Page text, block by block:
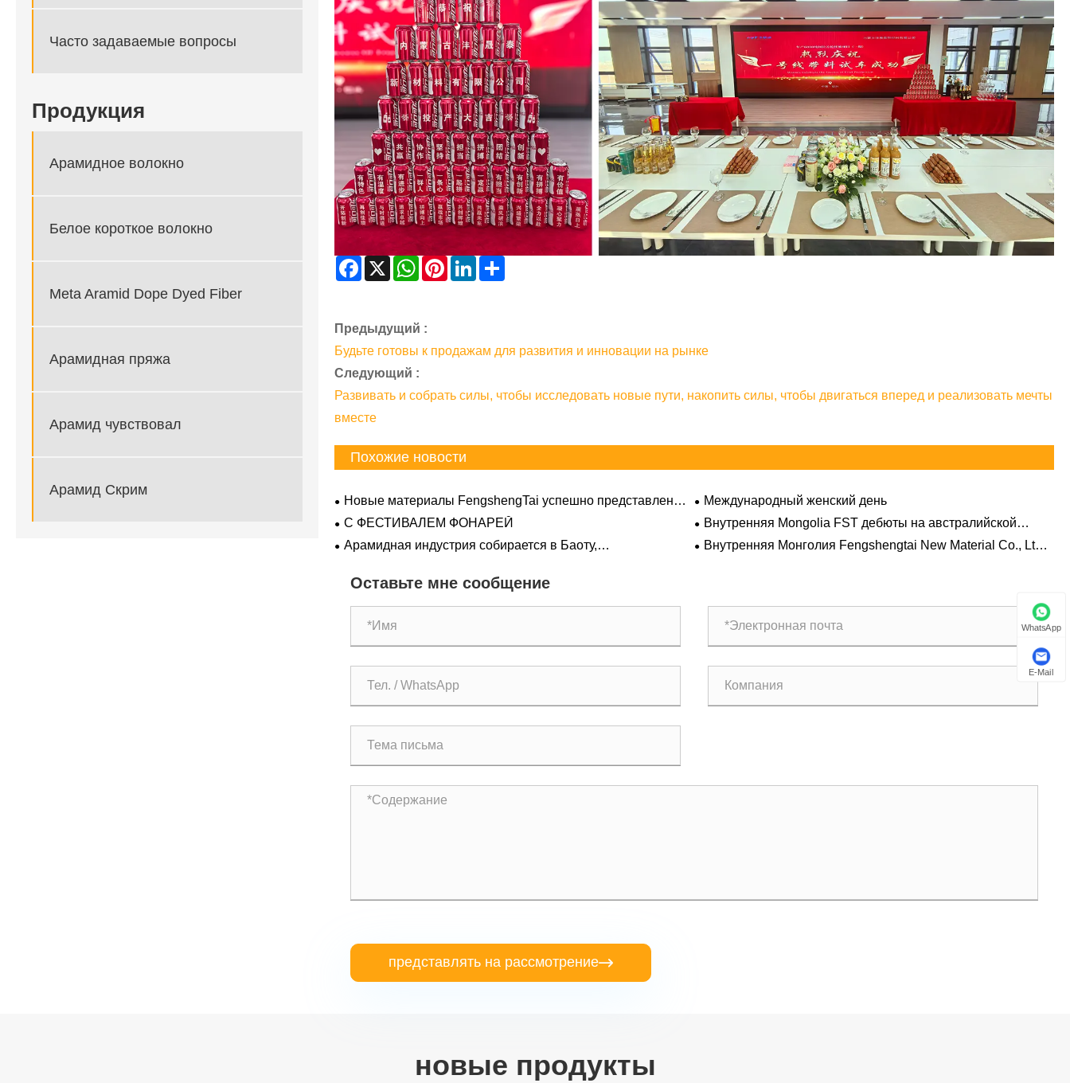
বাংলা ভাষার
Dansk
हिन्दी
Часто задаваемые вопросы
Продукция
Арамидное волокно
Белое короткое волокно
Meta Aramid Dope Dyed Fiber
Арамидная пряжа
Арамид чувствовал
Арамид Скрим
Facebook
X WhatsAppPinterestLinkedIn
Предыдущий :
Будьте готовы к продажам для развития и инновации на рынке
Следующий :
Развивать и собрать силы, чтобы исследовать новые пути, накопить силы, чтобы двигаться вперед и реализовать мечты
вместе
Похожие новости
Новые материалы FengshengTai успешно представлены
на выставке Techtextil во Франкфурте
Международный женский день
С ФЕСТИВАЛЕМ ФОНАРЕЙ
Внутренняя Mongolia FST дебюты на австралийской
международной пожарной и спасательной выставке
Арамидная индустрия собирается в Баоту,
Внутренняя Монголия Fengshengtai New Material Co., Ltd.
Оставьте мне сообщение
представлять на рассмотрение
новые продукты
WhatsApp
E-Mail